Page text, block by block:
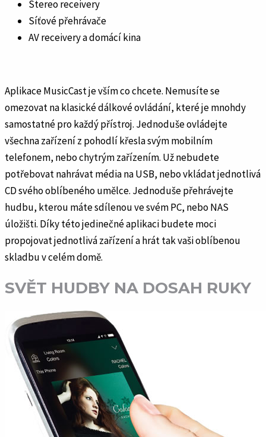
Stereo receivery
Síťové přehrávače
AV receivery a domácí kina
Aplikace MusicCast je vším co chcete. Nemusíte se
omezovat na klasické dálkové ovládání, které je mnohdy
samostatné pro každý přístroj. Jednoduše ovládejte
všechna zařízení z pohodlí křesla svým mobilním
telefonem, nebo chytrým zařízením. Už nebudete
potřebovat nahrávat média na USB, nebo vkládat jednotlivá
CD svého oblíbeného umělce. Jednoduše přehrávejte
hudbu, kterou máte sdílenou ve svém PC, nebo NAS
úložišti. Díky této jedinečné aplikaci budete moci
propojovat jednotlivá zařízení a hrát tak vaši oblíbenou
skladbu v celém domě.
SVĚT HUDBY NA DOSAH RUKY